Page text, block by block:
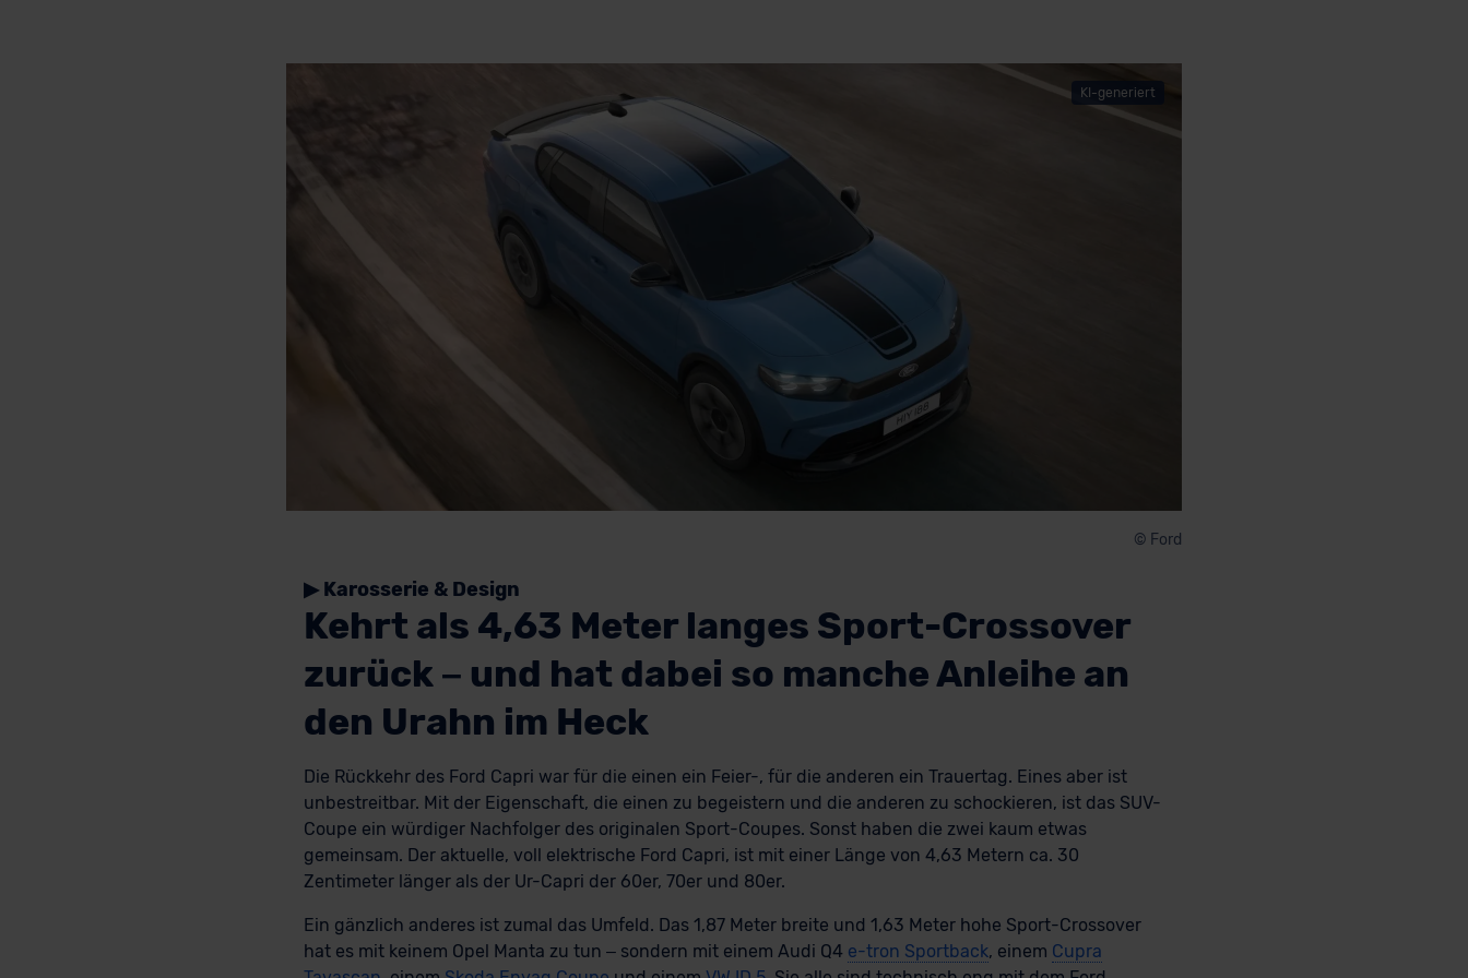
KI-generiert
© Ford
▶ Karosserie & Design
Kehrt als 4,63 Meter langes Sport-Crossover
zurück – und hat dabei so manche Anleihe an
den Urahn im Heck
Die Rückkehr des Ford Capri war für die einen ein Feier-, für die anderen ein Trauertag. Eines aber ist
unbestreitbar. Mit der Eigenschaft, die einen zu begeistern und die anderen zu schockieren, ist das SUV-
Coupe ein würdiger Nachfolger des originalen Sport-Coupes. Sonst haben die zwei kaum etwas
gemeinsam. Der aktuelle, voll elektrische Ford Capri, ist mit einer Länge von 4,63 Metern ca. 30
Zentimeter länger als der Ur-Capri der 60er, 70er und 80er.
Ein gänzlich anderes ist zumal das Umfeld. Das 1,87 Meter breite und 1,63 Meter hohe Sport-Crossover
hat es mit keinem Opel Manta zu tun – sondern mit einem Audi Q4 e-tron Sportback, einem Cupra